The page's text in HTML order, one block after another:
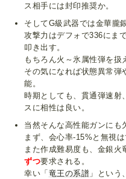
ス相手には封印推奨か。
そしてG級武器では金華朧
攻撃力はデフォで336にま
叩き出す。
もちろん火～氷属性弾を扱
その気になれば状態異常弾
能。
時期としても、貫通弾速射
スに相性は良い。
当然そんな高性能ガンにも
まず、会心率-15%と無視は
また作成難易度も、金銀火
ずつ要求される。
幸い「 竜王の系譜 」という